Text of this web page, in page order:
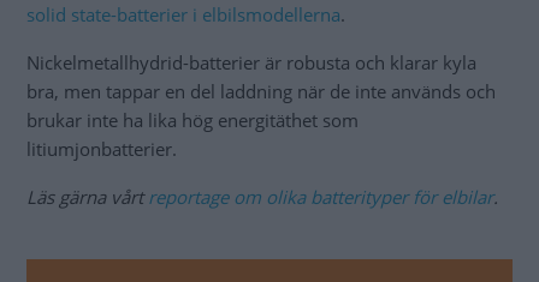
solid state-batterier i elbilsmodellerna.
Nickelmetallhydrid-batterier är robusta och klarar kyla
bra, men tappar en del laddning när de inte används och
brukar inte ha lika hög energitäthet som
litiumjonbatterier.
Läs gärna vårtreportage om olika batterityper för elbilar.